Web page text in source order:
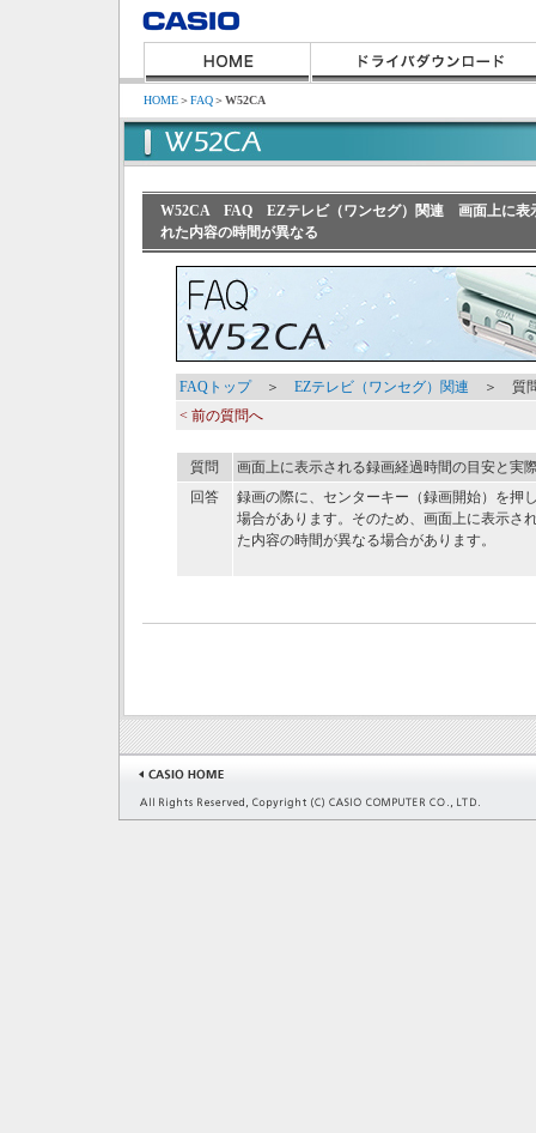
HOME＞FAQ＞W52CA
W52CA FAQ EZテレビ（ワンセグ）関連 画面上に表
れた内容の時間が異なる
FAQトップ＞ EZテレビ（ワンセグ）関連 ＞ 質
< 前の質問へ
質問
画面上に表示される録画経過時間の目安と実
回答
録画の際に、センターキー（録画開始）を押
場合があります。そのため、画面上に表示さ
た内容の時間が異なる場合があります。